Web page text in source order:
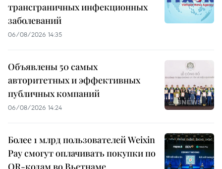
трансграничных инфекционных
заболеваний
06/08/2026 14:35
Объявлены 50 самых
авторитетных и эффективных
публичных компаний
06/08/2026 14:24
Более 1 млрд пользователей Weixin
Pay смогут оплачивать покупки по
QR-кодам во Вьетнаме